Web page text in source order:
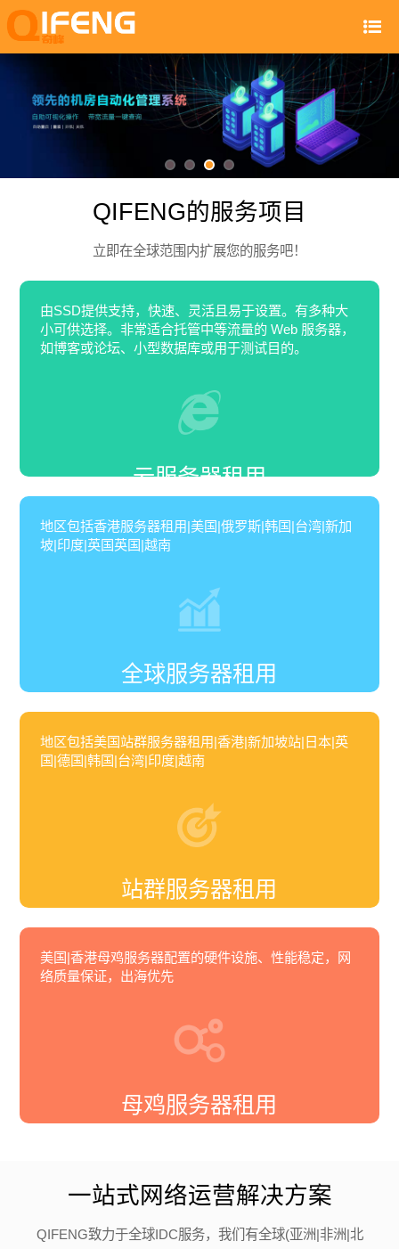
QIFENG的服务项目
立即在全球范围内扩展您的服务吧！
由SSD提供支持，快速、灵活且易于设置。有多种大
小可供选择。非常适合托管中等流量的 Web 服务器，
如博客或论坛、小型数据库或用于测试目的。
云服务器租用
地区包括香港服务器租用|美国|俄罗斯|韩国|台湾|新加
坡|印度|英国英国|越南
全球服务器租用
地区包括美国站群服务器租用|香港|新加坡站|日本|英
国|德国|韩国|台湾|印度|越南
站群服务器租用
美国|香港母鸡服务器配置的硬件设施、性能稳定，网
络质量保证，出海优先
母鸡服务器租用
一站式网络运营解决方案
QIFENG致力于全球IDC服务，我们有全球(亚洲|非洲|北